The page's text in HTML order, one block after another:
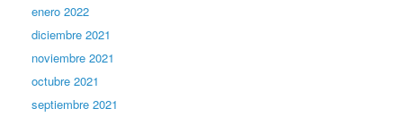
enero 2022
diciembre 2021
noviembre 2021
octubre 2021
septiembre 2021